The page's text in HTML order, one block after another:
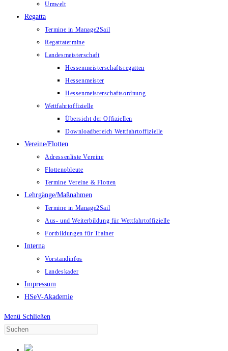
Umwelt
Regatta
Termine in Manage2Sail
Regattatermine
Landesmeisterschaft
Hessenmeisterschaftsregatten
Hessenmeister
Hessenmeisterschaftsordnung
Wettfahrtoffizielle
Übersicht der Offiziellen
Downloadbereich Wettfahrtoffizielle
Vereine/Flotten
Adressenliste Vereine
Flottenobleute
Termine Vereine & Flotten
Lehrgänge/Maßnahmen
Termine in Manage2Sail
Aus- und Weiterbildung für Wettfahrtoffizielle
Fortbildungen für Trainer
Interna
Vorstandinfos
Landeskader
Impressum
HSeV-Akademie
Menü Schließen